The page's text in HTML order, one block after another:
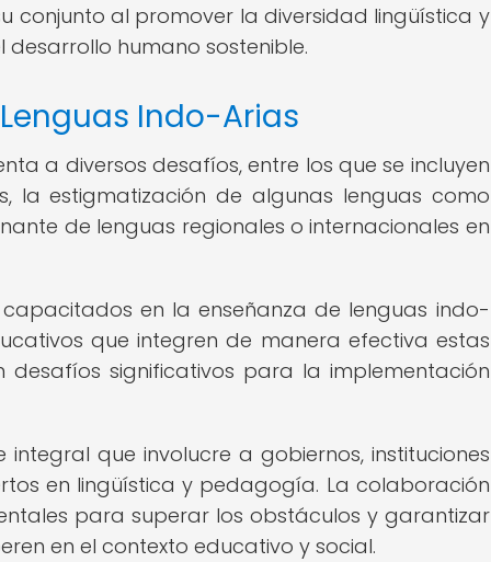
conjunto al promover la diversidad lingüística y
humano sostenible.
Indo-Arias
a diversos desafíos, entre los que se incluyen
la estigmatización de algunas lenguas como
de lenguas regionales o internacionales en
en la enseñanza de lenguas indo-
que integren de manera efectiva estas
desafíos significativos para la implementación
que involucre a gobiernos, instituciones
en lingüística y pedagogía. La colaboración
para superar los obstáculos y garantizar
en el contexto educativo y social.